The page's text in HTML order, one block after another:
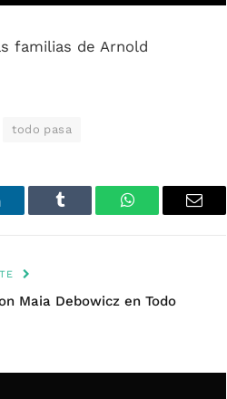
familias de Arnold
todo pasa
Tumblr WhatsAppEmail
Maia Debowicz en Todo